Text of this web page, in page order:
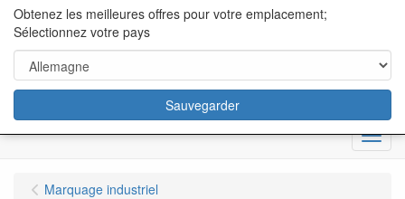
content="18/11/2025″/>
Menu
Marquage industriel
Obtenez les meilleures offres pour votre emplacement;
Sélectionnez votre pays
Sauvegarder